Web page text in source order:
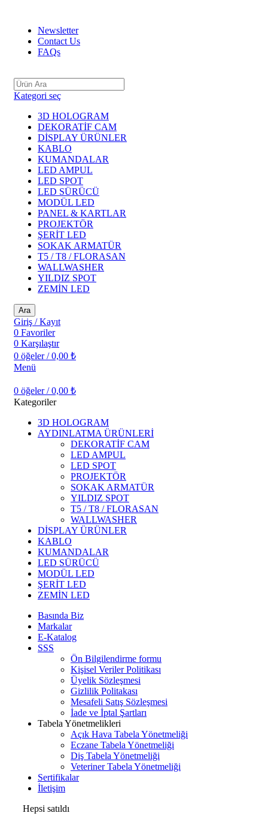
Newsletter
Contact Us
FAQs
Kategori seç
3D HOLOGRAM
DEKORATİF CAM
DİSPLAY ÜRÜNLER
KABLO
KUMANDALAR
LED AMPUL
LED SPOT
LED SÜRÜCÜ
MODÜL LED
PANEL & KARTLAR
PROJEKTÖR
ŞERİT LED
SOKAK ARMATÜR
T5 / T8 / FLORASAN
WALLWASHER
YILDIZ SPOT
ZEMİN LED
Ara
Giriş / Kayıt
0 Favoriler
0 Karşılaştır
0 öğeler / 0,00 ₺
Menü
0 öğeler / 0,00 ₺
Kategoriler
3D HOLOGRAM
AYDINLATMA ÜRÜNLERİ
DEKORATİF CAM
LED AMPUL
LED SPOT
PROJEKTÖR
SOKAK ARMATÜR
YILDIZ SPOT
T5 / T8 / FLORASAN
WALLWASHER
DİSPLAY ÜRÜNLER
KABLO
KUMANDALAR
LED SÜRÜCÜ
MODÜL LED
ŞERİT LED
ZEMİN LED
Basında Biz
Markalar
E-Katalog
SSS
Ön Bilgilendirme formu
Kişisel Veriler Politikası
Üyelik Sözleşmesi
Gizlilik Politakası
Mesafeli Satış Sözleşmesi
İade ve İptal Şartları
Tabela Yönetmelikleri
Açık Hava Tabela Yönetmeliği
Eczane Tabela Yönetmeliği
Diş Tabela Yönetmeliği
Veteriner Tabela Yönetmeliği
Sertifikalar
İletişim
Hepsi satıldı